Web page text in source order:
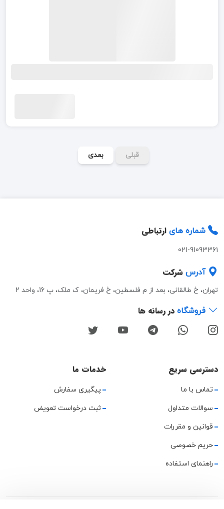
قبلی بعدی
شماره های ارتباطی
021-91093361
آدرس شرکت
تهران، خ طالقانی، بعد از م فلسطین، خ فریمان، ک ملک، پ 16، واحد 2
فروشگاه در رسانه ها
دسترسی سریع
تماس با ما
سوالات متداول
قوانین و مقررات
حریم خصوصی
راهنمای استفاده
خدمات ما
پیگیری سفارش
ثبت درخواست تعویض